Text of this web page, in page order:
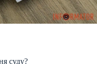
суду?